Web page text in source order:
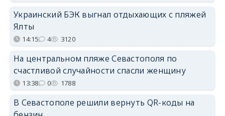
Украинский БЭК выгнал отдыхающих с пляжей
Ялты
14:15 4 3120
На центральном пляже Севастополя по
счастливой случайности спасли женщину
13:38 0 1788
В Севастополе решили вернуть QR-коды на